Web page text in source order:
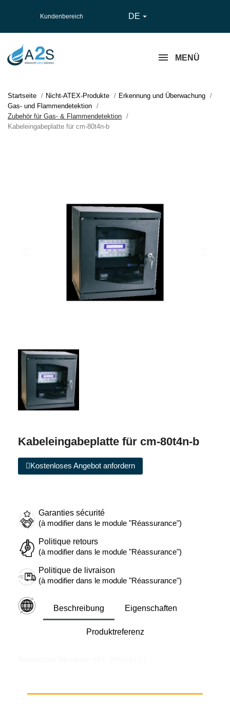
Kundenbereich DE 
MENÜ
Startseite Nicht-ATEX-Produkte
Erkennung und Überwachung
Gas- und Flammendetektion
Zubehör für Gas- & Flammendetektion
Kabeleingabeplatte für cm-80t4n-b
Kabeleingabeplatte für cm-80t4n-b
Kostenloses Angebot anfordern
Garanties sécurité
(à modifier dans le module "Réassurance")
Politique retours
(à modifier dans le module "Réassurance")
Politique de livraison
(à modifier dans le module "Réassurance")
Beschreibung Eigenschaften
Produktreferenz